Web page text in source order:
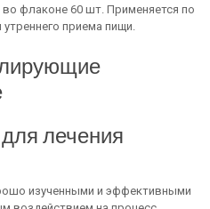
флаконе 60 шт. Применяется по
приема пищи.
лечения
изученными и эффективными